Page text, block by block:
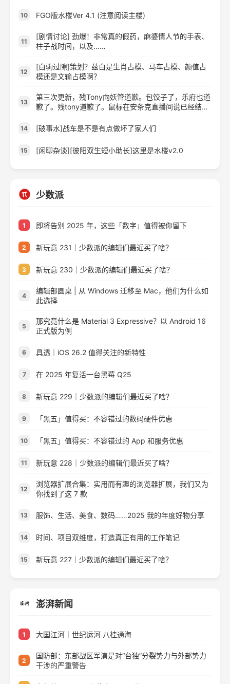
10 FGO版水楼Ver 4.1 (注意阅读主楼)
11
[剧情讨论] 劲爆！非常真的假药，麻婆情人节的手表、
柱子战时间，以及……
12
[白驹过隙]策划？兹白是生肖占模、马车占模、颜值占
模还是文输占模啊？
13
第三次更新，残Tony向妖管道歉。包饺子了，乐府也道
歉了。残tony道歉了。鼠标在安条克直播间说已经结束
14 [破事水]战车是不是有点做坏了家人们
15 [闲聊杂谈][彼阳双生短小助长]这里是水楼v2.0
少数派
1 即将告别 2025 年，这些「数字」值得被你留下
2 新玩意 231｜少数派的编辑们最近买了啥？
3 新玩意 230｜少数派的编辑们最近买了啥？
4
编辑部圆桌 | 从 Windows 迁移至 Mac，他们为什么如
此选择
5
那究竟什么是 Material 3 Expressive？以 Android 16
正式版为例
6 具透｜iOS 26.2 值得关注的新特性
7 在 2025 年复活一台黑莓 Q25
8 新玩意 229｜少数派的编辑们最近买了啥？
9 「黑五」值得买：不容错过的数码硬件优惠
10 「黑五」值得买：不容错过的 App 和服务优惠
11 新玩意 228｜少数派的编辑们最近买了啥？
12
浏览器扩展合集：实用而有趣的浏览器扩展，我们又为
你找到了这 7 款
13 服饰、生活、美食、数码……2025 我的年度好物分享
14 时间、项目双维度，打造真正有用的工作笔记
15 新玩意 227｜少数派的编辑们最近买了啥？
澎湃新闻
1 大国江河｜世纪运河 八桂通海
2
国防部：东部战区军演是对“台独”分裂势力与外部势力
干涉的严重警告